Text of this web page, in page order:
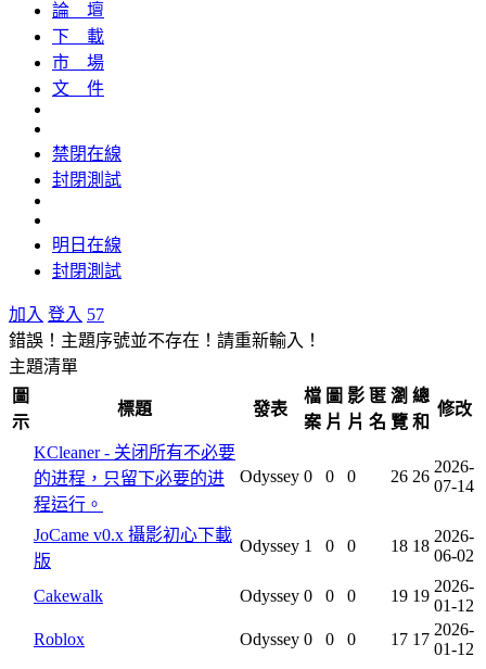
論 壇
下 載
市 場
文 件
禁閉在線
封閉測試
明日在線
封閉測試
加入 登入 57
錯誤！主題序號並不存在！請重新輸入！
主題清單
圖
示
標題 發表
檔
案
圖
片
影
片
匿
名
瀏
覽
總
和
修改
KCleaner - 关闭所有不必要
的进程，只留下必要的进
程运行。
Odyssey 0 0 0 26 26
2026-
07-14
JoCame v0.x 攝影初心下載
版
Odyssey 1 0 0 18 18
2026-
06-02
Cakewalk Odyssey 0 0 0 19 19
2026-
01-12
Roblox
Odyssey 0 0 0 17 17
2026-
01-12